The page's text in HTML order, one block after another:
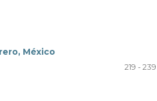
México
219 - 239